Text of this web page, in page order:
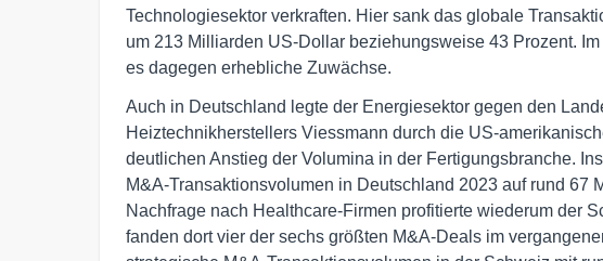
Technologiesektor verkraften. Hier sank das globale
um 213 Milliarden US-Dollar beziehungsweise 43 Prozent.
es dagegen erhebliche Zuwächse.
Auch in Deutschland legte der Energiesektor gegen den
Heiztechnikherstellers Viessmann durch die US-
deutlichen Anstieg der Volumina in der Fertigungsbranche.
M&A-Transaktionsvolumen in Deutschland 2023 auf rund 67
Nachfrage nach Healthcare-Firmen profitierte wiederum der
fanden dort vier der sechs größten M&A-Deals im